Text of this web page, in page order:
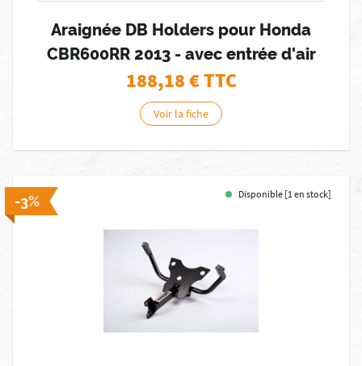
Araignée DB Holders pour Honda
CBR600RR 2013 - avec entrée d'air
188,18€ TTC
Voir la fiche
-3% Disponible [1 en stock]